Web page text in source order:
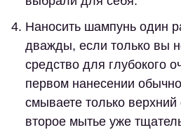
Наносить шампунь один
дважды, если только вы
средство для глубокого
первом нанесении
смываете только верхний
второе мытье уже